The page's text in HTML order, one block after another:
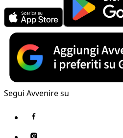
Segui Avvenire su